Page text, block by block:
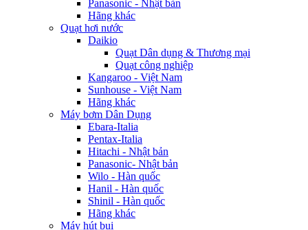
Panasonic - Nhật bản
Hãng khác
Quạt hơi nước
Daikio
Quạt Dân dụng & Thương mại
Quạt công nghiệp
Kangaroo - Việt Nam
Sunhouse - Việt Nam
Hãng khác
Máy bơm Dân Dụng
Ebara-Italia
Pentax-Italia
Hitachi - Nhật bản
Panasonic- Nhật bản
Wilo - Hàn quốc
Hanil - Hàn quốc
Shinil - Hàn quốc
Hãng khác
Máy hút bụi